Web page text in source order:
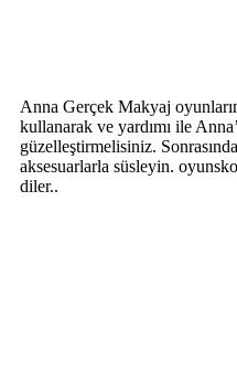
Anna Gerçek Makyaj
kullanarak ve yardımı ile
güzelleştirmelisiniz.
aksesuarlarla süsleyin.
diler..